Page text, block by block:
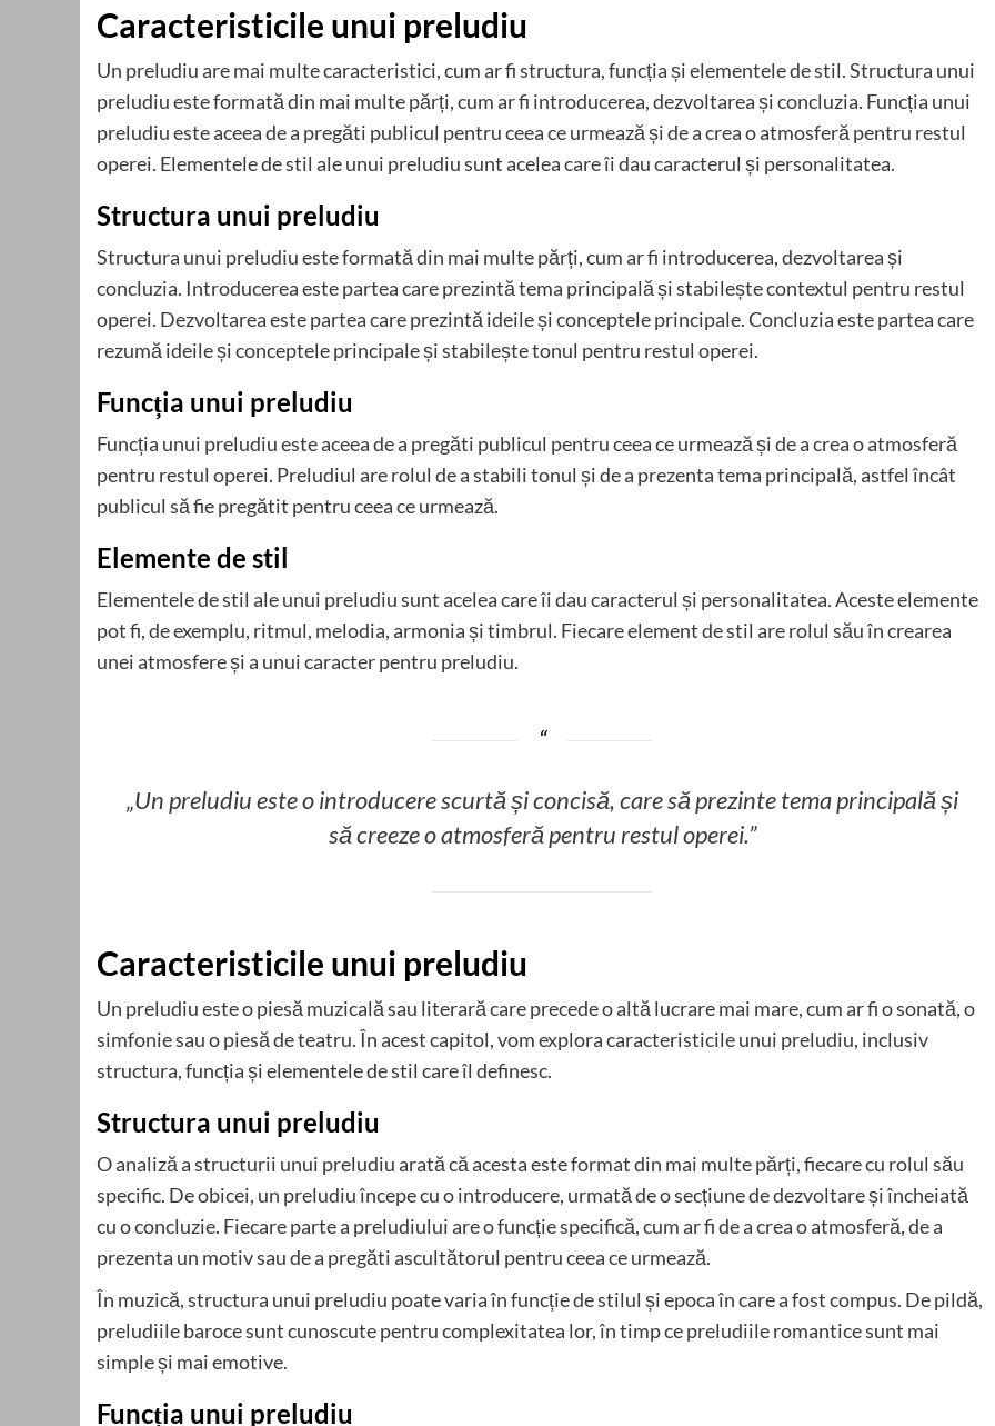
Caracteristicile unui preludiu
Un preludiu are mai multe caracteristici, cum ar fi structura, funcția și elementele de stil. Structura unui
preludiu este formată din mai multe părți, cum ar fi introducerea, dezvoltarea și concluzia. Funcția unui
preludiu este aceea de a pregăti publicul pentru ceea ce urmează și de a crea o atmosferă pentru restul
operei. Elementele de stil ale unui preludiu sunt acelea care îi dau caracterul și personalitatea.
Structura unui preludiu
Structura unui preludiu este formată din mai multe părți, cum ar fi introducerea, dezvoltarea și
concluzia. Introducerea este partea care prezintă tema principală și stabilește contextul pentru restul
operei. Dezvoltarea este partea care prezintă ideile și conceptele principale. Concluzia este partea care
rezumă ideile și conceptele principale și stabilește tonul pentru restul operei.
Funcția unui preludiu
Funcția unui preludiu este aceea de a pregăti publicul pentru ceea ce urmează și de a crea o atmosferă
pentru restul operei. Preludiul are rolul de a stabili tonul și de a prezenta tema principală, astfel încât
publicul să fie pregătit pentru ceea ce urmează.
Elemente de stil
Elementele de stil ale unui preludiu sunt acelea care îi dau caracterul și personalitatea. Aceste elemente
pot fi, de exemplu, ritmul, melodia, armonia și timbrul. Fiecare element de stil are rolul său în crearea
unei atmosfere și a unui caracter pentru preludiu.
„Un preludiu este o introducere scurtă și concisă, care să prezinte tema principală și
să creeze o atmosferă pentru restul operei.”
Caracteristicile unui preludiu
Un preludiu este o piesă muzicală sau literară care precede o altă lucrare mai mare, cum ar fi o sonată, o
simfonie sau o piesă de teatru. În acest capitol, vom explora caracteristicile unui preludiu, inclusiv
structura, funcția și elementele de stil care îl definesc.
Structura unui preludiu
O analiză a structurii unui preludiu arată că acesta este format din mai multe părți, fiecare cu rolul său
specific. De obicei, un preludiu începe cu o introducere, urmată de o secțiune de dezvoltare și încheiată
cu o concluzie. Fiecare parte a preludiului are o funcție specifică, cum ar fi de a crea o atmosferă, de a
prezenta un motiv sau de a pregăti ascultătorul pentru ceea ce urmează.
În muzică, structura unui preludiu poate varia în funcție de stilul și epoca în care a fost compus. De pildă,
preludiile baroce sunt cunoscute pentru complexitatea lor, în timp ce preludiile romantice sunt mai
simple și mai emotive.
Funcția unui preludiu